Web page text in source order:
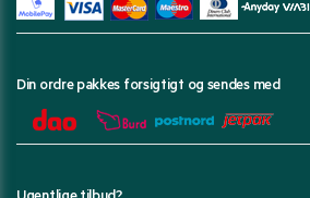
Din ordre pakkes forsigtigt og sendes med